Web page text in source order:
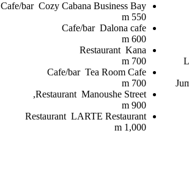
Cafe/bar Cozy Cabana Business Bay
550 m
Cafe/bar Dalona cafe
600 m
Restaurant Kana
700 m
Cafe/bar Tea Room Cafe
700 m
Restaurant Manoushe Street,
900 m
Restaurant LARTE Restaurant
1,000 m